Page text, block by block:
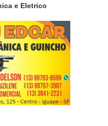
e Eletrico